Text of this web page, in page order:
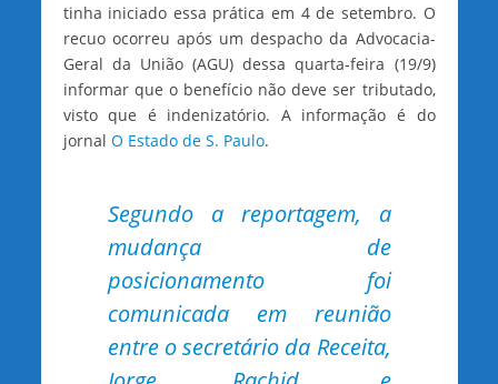
tinha iniciado essa prática em 4 de setembro. O
recuo ocorreu após um despacho da Advocacia-
Geral da União (AGU) dessa quarta-feira (19/9)
informar que o benefício não deve ser tributado,
visto que é indenizatório. A informação é do
jornal O Estado de S. Paulo.
Segundo a reportagem, a
mudança de
posicionamento foi
comunicada em reunião
entre o secretário da Receita,